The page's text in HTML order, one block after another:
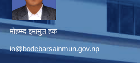
मोहम्म्द इमामुल हक
io@bodebarsainmun.gov.np